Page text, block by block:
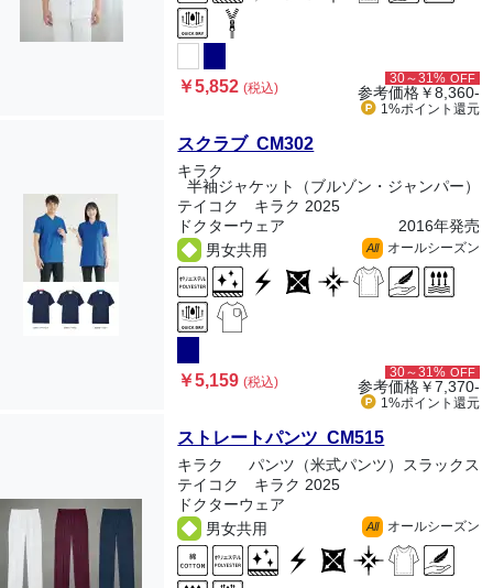
￥5,852(税込)
30～31% OFF
参考価格￥8,360-
1%ポイント 還元
スクラブ CM302
キラク
半袖ジャケット（ブルゾン・ジャンパー）
テイコク キラク 2025
ドクターウェア
2016年発売
男女共用
All オールシーズン
￥5,159(税込)
30～31% OFF
参考価格￥7,370-
1%ポイント 還元
ストレートパンツ CM515
キラク
パンツ（米式パンツ）スラックス
テイコク キラク 2025
ドクターウェア
男女共用
All オールシーズン